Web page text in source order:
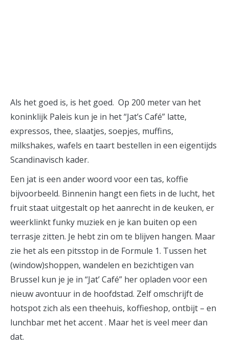
Als het goed is, is het goed. Op 200 meter van het
koninklijk Paleis kun je in het “Jat’s Café” latte,
expressos, thee, slaatjes, soepjes, muffins,
milkshakes, wafels en taart bestellen in een eigentijds
Scandinavisch kader.
Een jat is een ander woord voor een tas, koffie
bijvoorbeeld. Binnenin hangt een fiets in de lucht, het
fruit staat uitgestalt op het aanrecht in de keuken, er
weerklinkt funky muziek en je kan buiten op een
terrasje zitten. Je hebt zin om te blijven hangen. Maar
zie het als een pitsstop in de Formule 1. Tussen het
(window)shoppen, wandelen en bezichtigen van
Brussel kun je je in “Jat’ Café” her opladen voor een
nieuw avontuur in de hoofdstad. Zelf omschrijft de
hotspot zich als een theehuis, koffieshop, ontbijt – en
lunchbar met het accent . Maar het is veel meer dan
dat.